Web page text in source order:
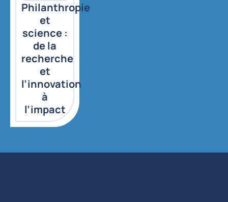
Philanthropie
et
science :
de la
recherche
et
l’innovation
à
l’impact